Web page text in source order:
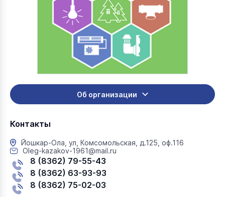
Об организации
Контакты
Йошкар-Ола, ул, Комсомольская, д.125, оф.116
Oleg-kazakov-1961@mail.ru
8 (8362) 79-55-43
8 (8362) 63-93-93
8 (8362) 75-02-03